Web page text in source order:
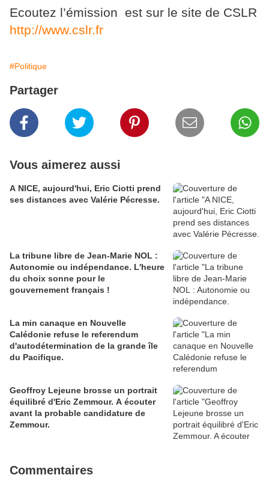
Ecoutez l’émission est sur le site de CSLR
http://www.cslr.fr
#Politique
Partager
Vous aimerez aussi
A NICE, aujourd'hui, Eric Ciotti prend
ses distances avec Valérie Pécresse.
La tribune libre de Jean-Marie NOL :
Autonomie ou indépendance. L'heure
du choix sonne pour le
gouvernement français !
La min canaque en Nouvelle
Calédonie refuse le referendum
d'autodétermination de la grande île
du Pacifique.
Geoffroy Lejeune brosse un portrait
équilibré d'Eric Zemmour. A écouter
avant la probable candidature de
Zemmour.
Commentaires